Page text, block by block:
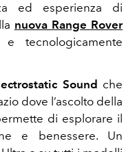
ed esperienza di
nuova Range Rover
tecnologicamente
Sound che
dove l’ascolto della
di esplorare il
e benessere. Un